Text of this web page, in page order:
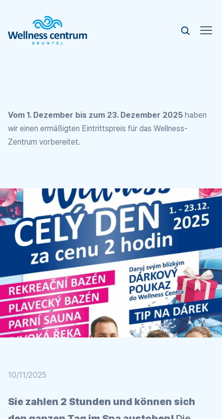
Vom 1. Dezember bis zum 23. Dezember 2025 haben
wir einen ermäßigten Eintrittspreis für das Wellness-
Zentrum vorbereitet.
10/11/2025
Sie zahlen 2 Stunden und können sich